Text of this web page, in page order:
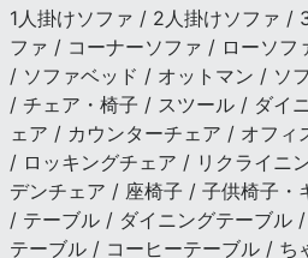
1人掛けソファ / 2人掛けソファ /
ファ / コーナーソファ / ローソフ
/ ソファベッド / オットマン / ソ
/ チェア・椅子 / スツール / ダイ
ェア / カウンターチェア / オフィ
/ ロッキングチェア / リクライニ
デンチェア / 座椅子 / 子供椅子・
/ テーブル / ダイニングテーブル
テーブル / コーヒーテーブル / ち